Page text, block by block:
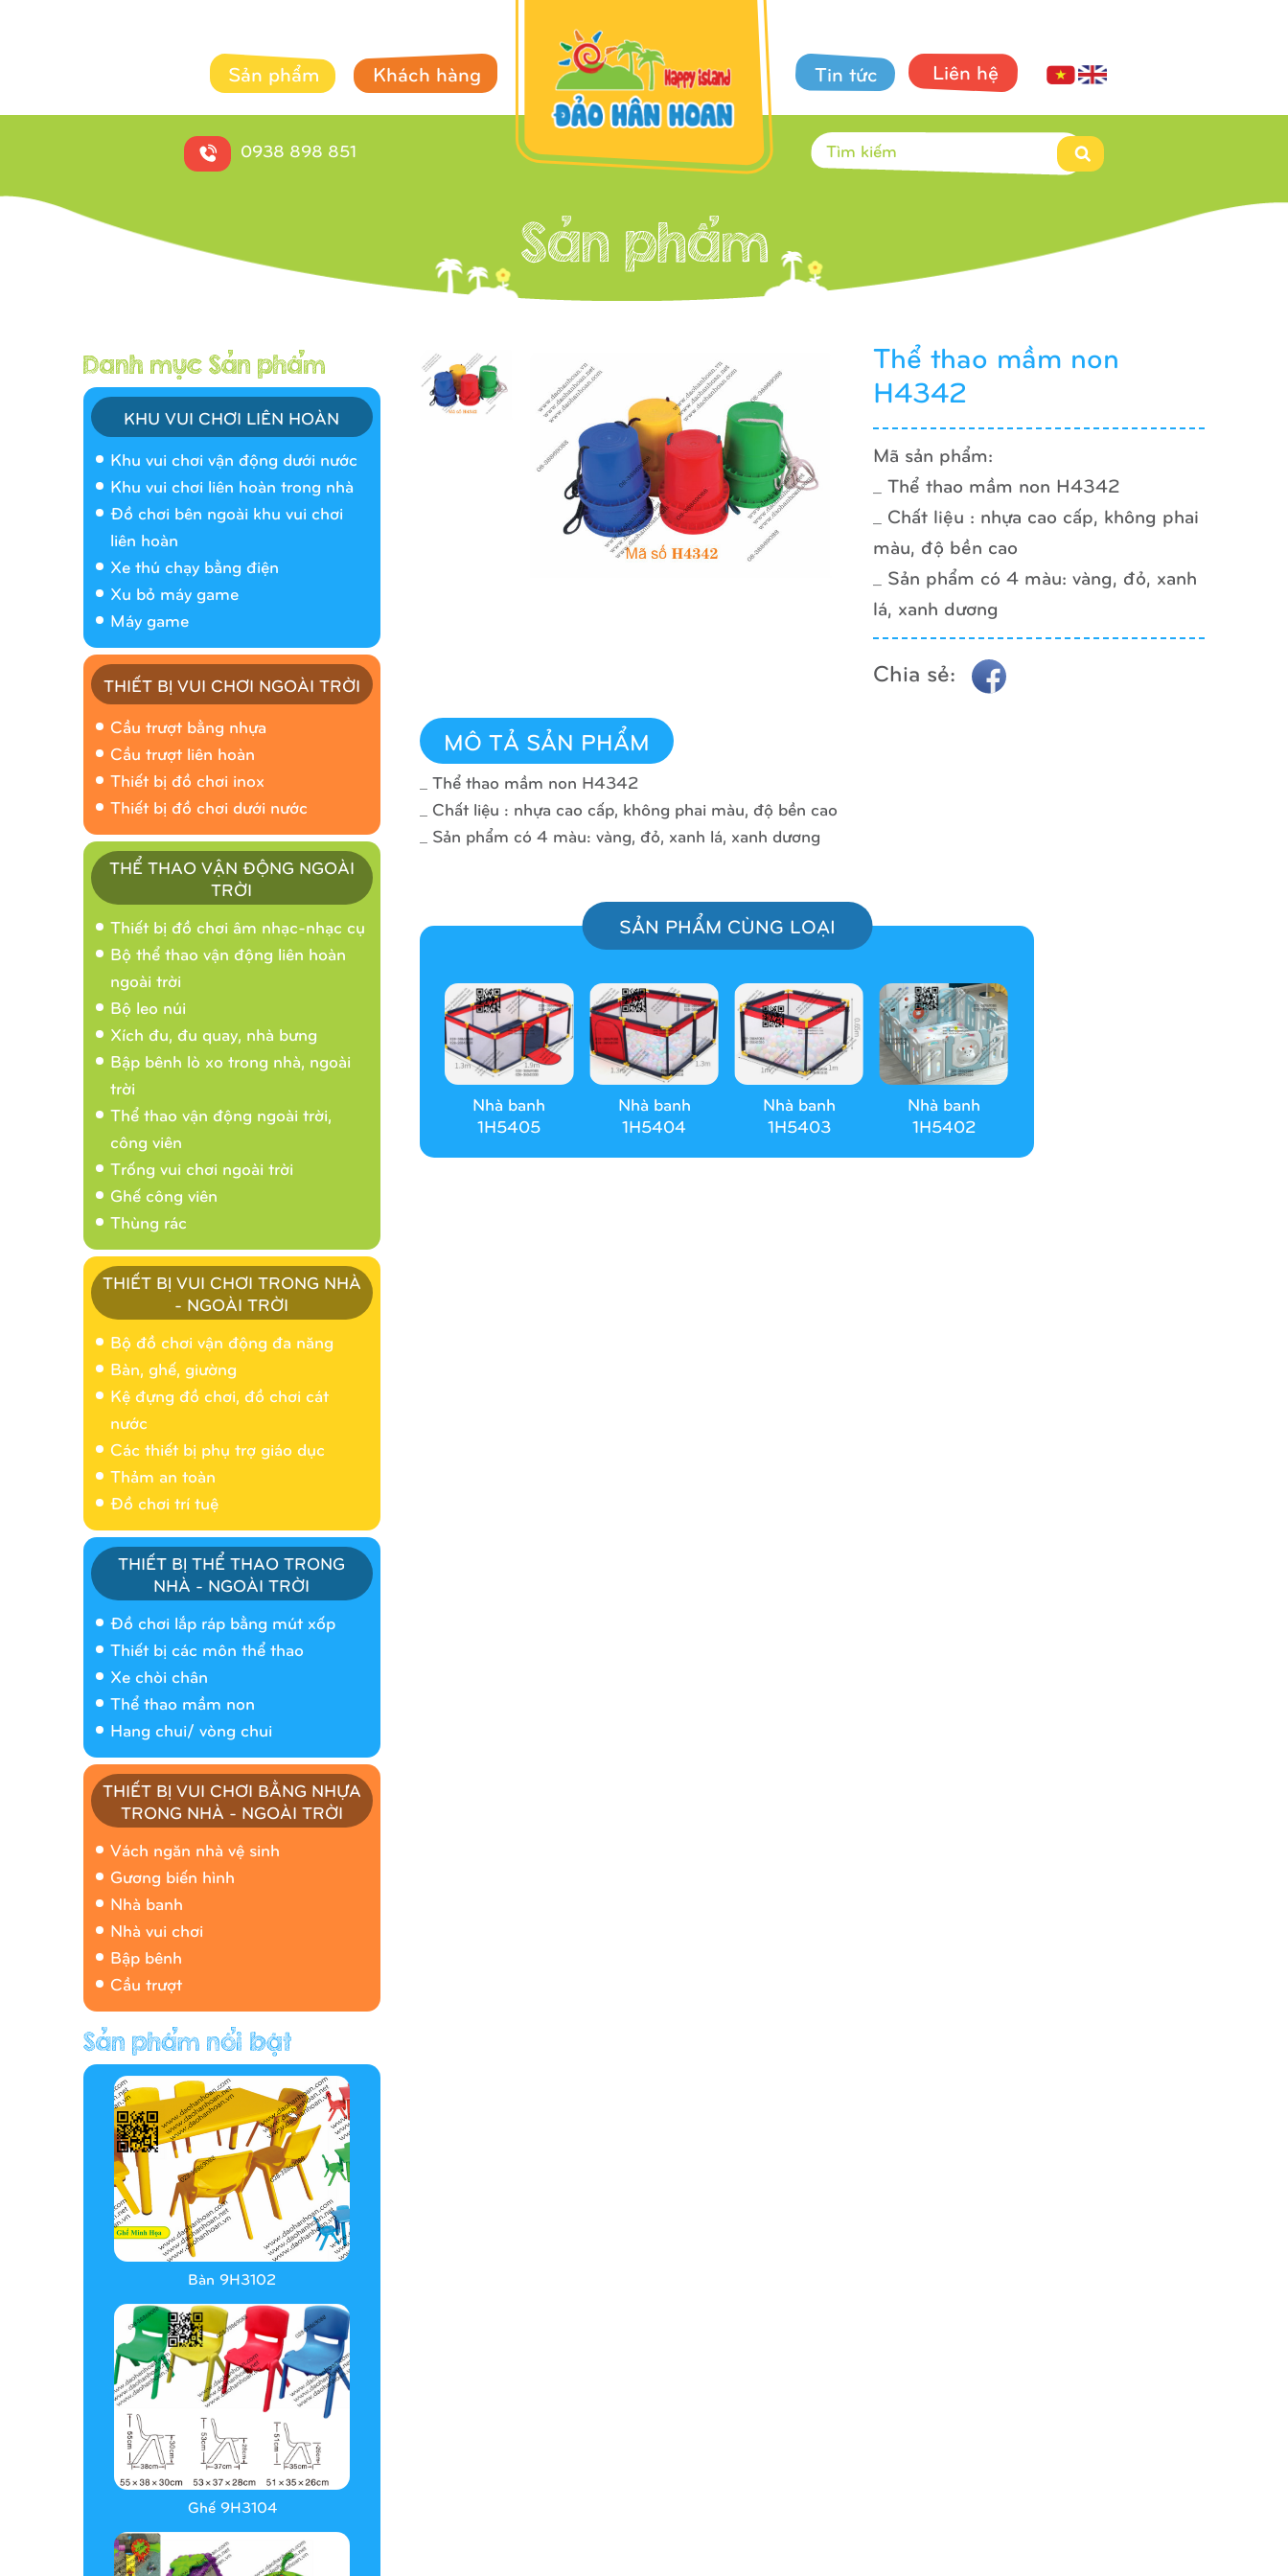
Sản phẩm Khách hàng Tin tức Liên hệ
0938 898 851
KHU VUI CHƠI LIÊN HOÀN
Khu vui chơi vận động dưới nước
Khu vui chơi liên hoàn trong nhà
Đồ chơi bên ngoài khu vui chơi
liên hoàn
Xe thú chạy bằng điện
Xu bỏ máy game
Máy game
THIẾT BỊ VUI CHƠI NGOÀI TRỜI
Cầu trượt bằng nhựa
Cầu trượt liên hoàn
Thiết bị đồ chơi inox
Thiết bị đồ chơi dưới nước
THỂ THAO VẬN ĐỘNG NGOÀI
TRỜI
Thiết bị đồ chơi âm nhạc-nhạc cụ
Bộ thể thao vận động liên hoàn
ngoài trời
Bộ leo núi
Xích đu, đu quay, nhà bưng
Bập bênh lò xo trong nhà, ngoài
trời
Thể thao vận động ngoài trời,
công viên
Trống vui chơi ngoài trời
Ghế công viên
Thùng rác
THIẾT BỊ VUI CHƠI TRONG NHÀ
- NGOÀI TRỜI
Bộ đồ chơi vận động đa năng
Bàn, ghế, giường
Kệ đựng đồ chơi, đồ chơi cát
nước
Các thiết bị phụ trợ giáo dục
Thảm an toàn
Đồ chơi trí tuệ
THIẾT BỊ THỂ THAO TRONG
NHÀ - NGOÀI TRỜI
Đồ chơi lắp ráp bằng mút xốp
Thiết bị các môn thể thao
Xe chòi chân
Thể thao mầm non
Hang chui/ vòng chui
THIẾT BỊ VUI CHƠI BẰNG NHỰA
TRONG NHÀ - NGOÀI TRỜI
Vách ngăn nhà vệ sinh
Gương biến hình
Nhà banh
Nhà vui chơi
Bập bênh
Cầu trượt
Nhà banh 9H5404
Nhà banh 9H5408
Hàng rào/nhà banh 9H5412
Bàn 9H3102
Ghế 9H3104
Thể thao mầm non
H4342
Mã sản phẩm:
_ Thể thao mầm non H4342
_ Chất liệu : nhựa cao cấp, không phai
màu, độ bền cao
_ Sản phẩm có 4 màu: vàng, đỏ, xanh
lá, xanh dương
Chia sẻ:
MÔ TẢ SẢN PHẨM
_ Thể thao mầm non H4342
_ Chất liệu : nhựa cao cấp, không phai màu, độ bền cao
_ Sản phẩm có 4 màu: vàng, đỏ, xanh lá, xanh dương
SẢN PHẨM CÙNG LOẠI
Nhà banh
1H5405
Nhà banh
1H5404
Nhà banh
1H5403
Nhà banh
1H5402